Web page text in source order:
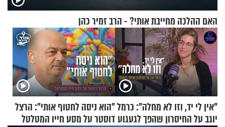
האם ההלכה מחייבת אותי? - הרב זמיר כהן
"אין לי יד, וזו לא מחלה": כרמל
יוגב על החיסרון שהפך לגעגוע
"הוא ניסה לחטוף אותי": הרצל
דוסטר על מסע חייו המטלטל